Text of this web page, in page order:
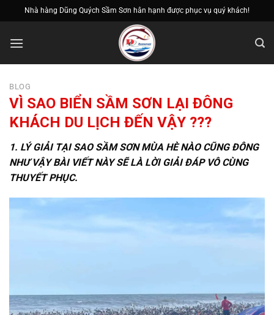
qua
nội
Nhà hàng Dũng Quých Sầm Sơn hân hạnh được phục vụ quý khách!
BLOG
VÌ SAO BIỂN SẦM SƠN LẠI ĐÔNG
KHÁCH DU LỊCH ĐẾN VẬY ???
1. LÝ GIẢI TẠI SAO SẦM SƠN MÙA HÈ NÀO CŨNG ĐÔNG
NHƯ VẬY BÀI VIẾT NÀY SẼ LÀ LỜI GIẢI ĐÁP VÔ CÙNG
THUYẾT PHỤC.